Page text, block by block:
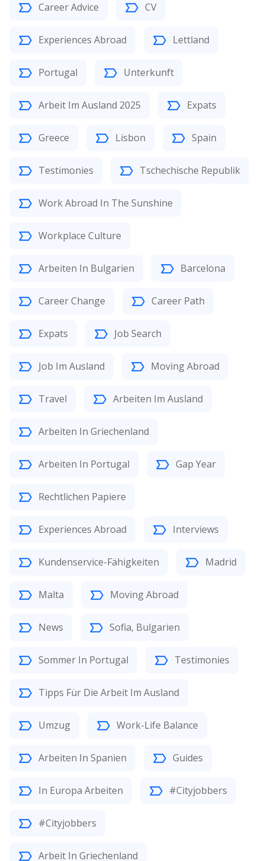
Career Advice CV
Experiences Abroad Lettland
Portugal Unterkunft
Arbeit Im Ausland 2025 Expats
Greece Lisbon Spain
Testimonies Tschechische Republik
Work Abroad In The Sunshine
Workplace Culture
Arbeiten In Bulgarien Barcelona
Career Change Career Path
Expats Job Search
Job Im Ausland Moving Abroad
Travel Arbeiten Im Ausland
Arbeiten In Griechenland
Arbeiten In Portugal Gap Year
Rechtlichen Papiere
Experiences Abroad Interviews
Kundenservice-Fähigkeiten Madrid
Malta Moving Abroad
News Sofia, Bulgarien
Sommer In Portugal Testimonies
Tipps Für Die Arbeit Im Ausland
Umzug Work-Life Balance
Arbeiten In Spanien Guides
In Europa Arbeiten #Cityjobbers
#Cityjobbers
Arbeit In Griechenland